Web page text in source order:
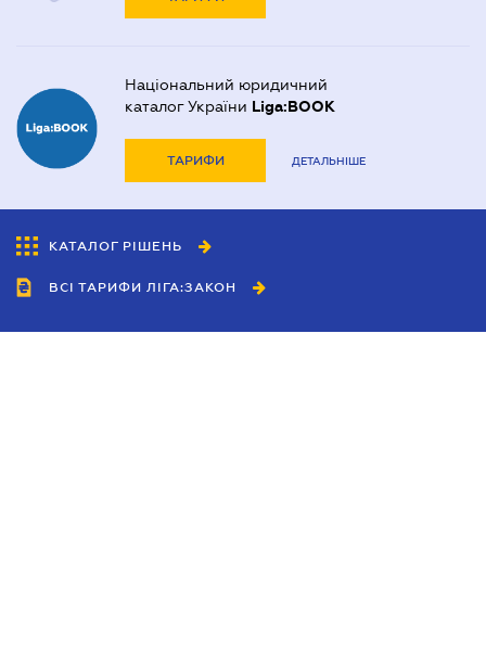
Національний юридичний
каталог України Liga:BOOK
ТАРИФИ ДЕТАЛЬНІШЕ
КАТАЛОГ РІШЕНЬ
ВСІ ТАРИФИ ЛІГА:ЗАКОН